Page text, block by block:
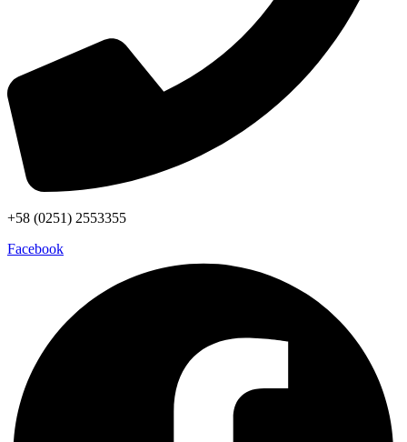
+58 (0251) 2553355
Facebook